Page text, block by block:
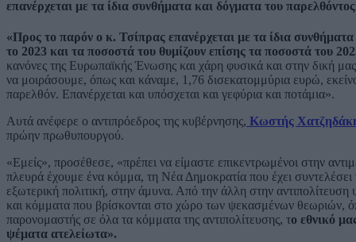
επανέρχεται με τα ίδια συνθήματα και δόγματα του
«Προς το παρόν ο κ. Τσίπρας επανέρχεται με τα ίδια
το 2023 και τα ποσοστά του θυμίζουν επίσης τα ποσοστά του
κανόνες της Ευρωπαϊκής Ένωσης και χάρη φυσικά και στην δική
να μοιράσουμε, όπως και κάναμε, 1,76 δισεκατομμύρια ευρώ,
παρελθόν. Επανέρχεται και υπόσχεται και γεφύρια και ποτάμια».
Αυτά ανέφερε ο αντιπρόεδρος της κυβέρνησης, Κωστής
πρώην πρωθυπουργού.
«Εμείς», προσέθεσε, «πρέπει να είμαστε επικεντρωμένοι στην
πλευρά έχουμε ένα κόμμα, τη Νέα Δημοκρατία που έχει
εξωτερική πολιτική, στην άμυνα. Από την άλλη στην
και κόμματα που βρίσκονται στο χώρο των ψεκασμένων θεωριών,
παρονομαστής σε όλα τα κόμματα της αντιπολίτευσης, το εθνικό
ψέματα ατελείωτα».